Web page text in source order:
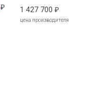
₽ 1 427 700 ₽
цена производителя